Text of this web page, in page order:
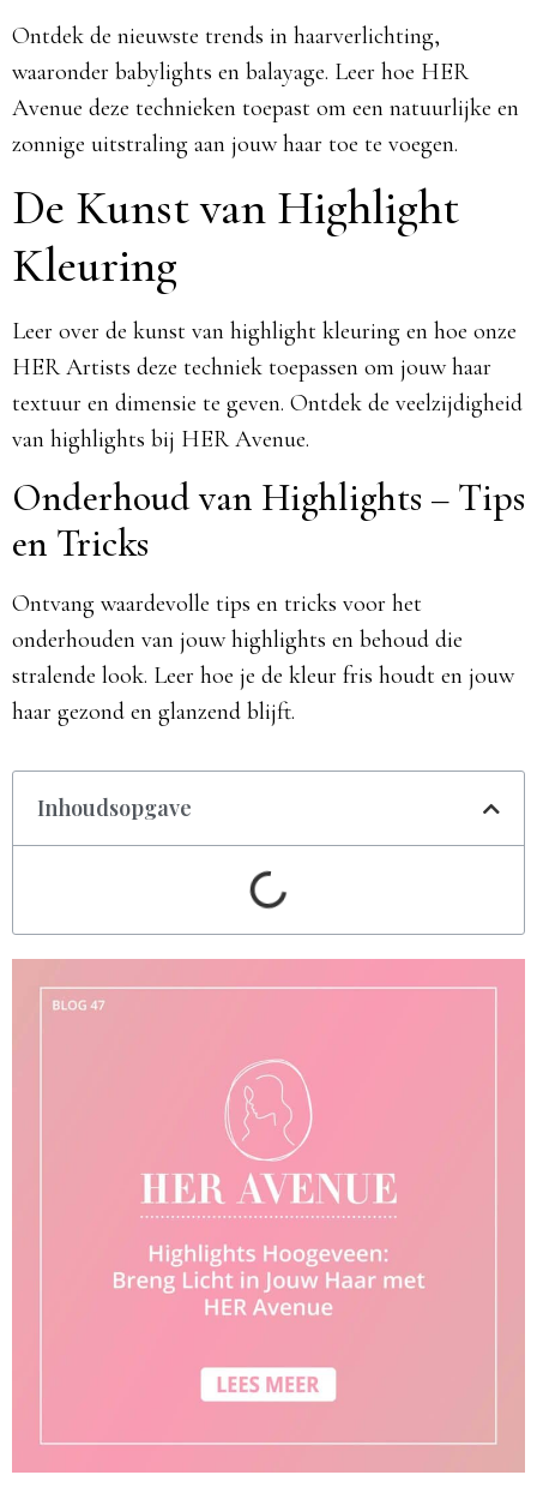
Ontdek de nieuwste trends in haarverlichting,
waaronder babylights en balayage. Leer hoe HER
Avenue deze technieken toepast om een natuurlijke en
zonnige uitstraling aan jouw haar toe te voegen.
De Kunst van Highlight
Kleuring
Leer over de kunst van highlight kleuring en hoe onze
HER Artists deze techniek toepassen om jouw haar
textuur en dimensie te geven. Ontdek de veelzijdigheid
van highlights bij HER Avenue.
Onderhoud van Highlights – Tips
en Tricks
Ontvang waardevolle tips en tricks voor het
onderhouden van jouw highlights en behoud die
stralende look. Leer hoe je de kleur fris houdt en jouw
haar gezond en glanzend blijft.
Inhoudsopgave